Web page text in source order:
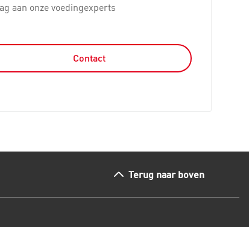
aan onze voedingexperts
Contact
Terug naar boven